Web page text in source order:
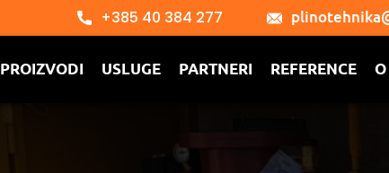
+385 40 384 277
PROIZVODI USLUGE PARTNERI REFERENCE